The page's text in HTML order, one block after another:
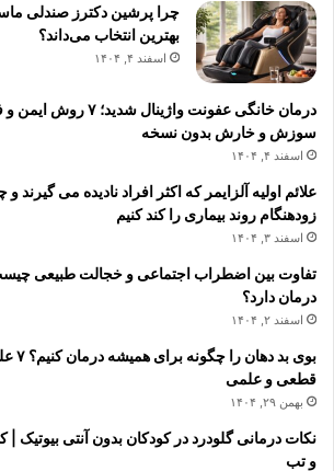
چرا پرشین دکترز صندلی
بهترین انتخاب می‌داند؟
اسفند ۴, ۱۴۰۴
درمان خانگی عفونت
سوزش و خارش بدون نسخه
اسفند ۴, ۱۴۰۴
علائم اولیه آلزایمر که اکثر افراد نادیده می گیرند
زودهنگام روند بیماری را کند کنیم
اسفند ۳, ۱۴۰۴
تفاوت بین اضطراب اجتماعی و خجالت طبیعی
درمان دارد؟
اسفند ۲, ۱۴۰۴
بوی
قطعی و علمی
بهمن ۲۹, ۱۴۰۴
نکات درمانی گلودرد در کودکان بدون آنتی بیوتیک
و تب